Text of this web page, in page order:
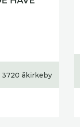
3720 åkirkeby